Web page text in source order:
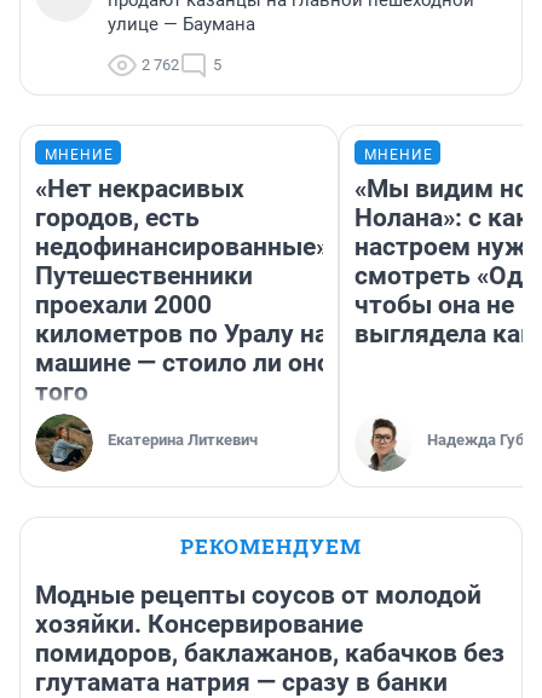
улице — Баумана
2 762 5
МНЕНИЕ
«Нет некрасивых
городов, есть
недофинансированные».
Путешественники
проехали 2000
километров по Уралу на
машине — стоило ли оно
того
Екатерина Литкевич
МНЕНИЕ
«Мы видим
Нолана»: с
настроем
смотреть
чтобы она не
выглядела как
Надежда
РЕКОМЕНДУЕМ
Модные рецепты соусов от молодой
хозяйки. Консервирование
помидоров, баклажанов, кабачков без
глутамата натрия — сразу в банки